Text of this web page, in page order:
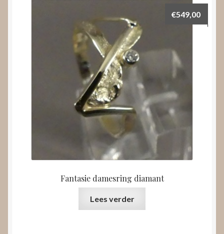
Fantasie damesring diamant
€549,00
Lees verder